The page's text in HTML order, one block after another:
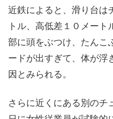
近鉄によると、滑り台は
トル、高低差１０メー
部に頭をぶつけ、たんこ
ードが出すぎて、体が浮
因とみられる。
さらに近くにある別のチ